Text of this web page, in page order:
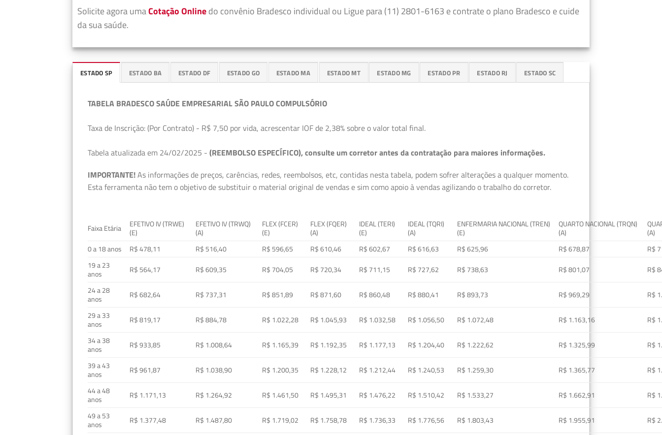
Solicite agora umaCotação Onlinedo convênio Bradesco individual ou Ligue para (11) 2801-6163 e contrate o plano Bradesco e cuide
da sua saúde.
ESTADO SP ESTADO BA ESTADO DF ESTADO GO ESTADO MA ESTADO MT ESTADO MG ESTADO PR ESTADO RJ ESTADO SC
TABELA BRADESCO SAÚDE EMPRESARIAL SÃO PAULO COMPULSÓRIO
Taxa de Inscrição: (Por Contrato) - R$ 7,50 por vida, acrescentar IOF de 2,38% sobre o valor total final.
Tabela atualizada em 24/02/2025 - (REEMBOLSO ESPECÍFICO), consulte um corretor antes da contratação para maiores informações.
IMPORTANTE!As informações de preços, carências, redes, reembolsos, etc, contidas nesta tabela, podem sofrer alterações a qualquer momento.
Esta ferramenta não tem o objetivo de substituir o material original de vendas e sim como apoio à vendas agilizando o trabalho do corretor.
Faixa Etária
EFETIVO IV (TRWE)
(E)
EFETIVO IV (TRWQ)
(A)
FLEX (FCER)
(E)
FLEX (FQER)
(A)
IDEAL (TERI)
(E)
IDEAL (TQRI)
(A)
ENFERMARIA NACIONAL (TREN)
(E)
QUARTO NACIONAL (TRQN)
(A)
(A)
0 a 18 anos
R$ 478,11 R$ 516,40 R$ 596,65 R$ 610,46 R$ 602,67 R$ 616,63 R$ 625,96 R$ 678,87
R$
19 a 23
anos
R$ 564,17 R$ 609,35 R$ 704,05 R$ 720,34 R$ 711,15 R$ 727,62 R$ 738,63 R$ 801,07
R$
24 a 28
anos
R$ 682,64 R$ 737,31 R$ 851,89 R$ 871,60 R$ 860,48 R$ 880,41 R$ 893,73 R$ 969,29
R$
29 a 33
anos
R$ 819,17 R$ 884,78 R$ 1.022,28 R$ 1.045,93 R$ 1.032,58 R$ 1.056,50 R$ 1.072,48 R$ 1.163,16
R$
34 a 38
anos
R$ 933,85 R$ 1.008,64 R$ 1.165,39 R$ 1.192,35 R$ 1.177,13 R$ 1.204,40 R$ 1.222,62 R$ 1.325,99
R$
39 a 43
anos
R$ 961,87 R$ 1.038,90 R$ 1.200,35 R$ 1.228,12 R$ 1.212,44 R$ 1.240,53 R$ 1.259,30 R$ 1.365,77
R$
44 a 48
anos
R$ 1.171,13 R$ 1.264,92 R$ 1.461,50 R$ 1.495,31 R$ 1.476,22 R$ 1.510,42 R$ 1.533,27 R$ 1.662,91
R$
49 a 53
anos
R$ 1.377,48 R$ 1.487,80 R$ 1.719,02 R$ 1.758,78 R$ 1.736,33 R$ 1.776,56 R$ 1.803,43 R$ 1.955,91
R$